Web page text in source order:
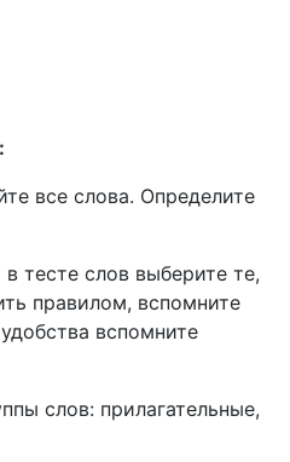
все слова. Определите
тесте слов выберите те,
правилом, вспомните
вспомните
слов: прилагательные,